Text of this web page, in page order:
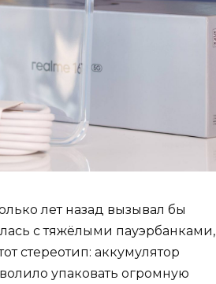
лет назад вызывал бы
с тяжёлыми пауэрбанками,
стереотип: аккумулятор
упаковать огромную